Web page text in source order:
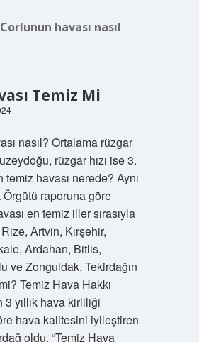
Corlunun havası nasıl
Temiz Mi
nasıl? Ortalama rüzgar
rüzgar hızı ise 3.
temiz havası nerede? Aynı
Örgütü raporuna göre
en temiz iller sırasıyla
Artvin, Kırşehir,
Ardahan, Bitlis,
ve Zonguldak. Tekirdağın
Temiz Hava Hakkı
3 yıllık hava kirliliği
hava kalitesini iyileştiren
oldu. “Temiz Hava